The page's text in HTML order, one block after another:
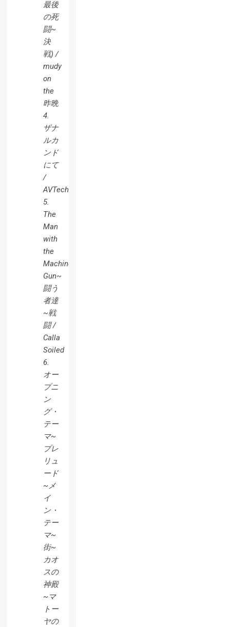
最後
の死
闘~
決
戦) /
mudy
on
the
昨晩
4.
ザナ
ルカ
ンド
にて
/
AVTechNO!
5.
The
Man
with
the
Machine
Gun~
闘う
者達
~戦
闘 /
Calla
Soiled
6.
オー
プニ
ン
グ・
テー
マ~
プレ
リュ
ード
~メ
イ
ン・
テー
マ~
街~
カオ
スの
神殿
~マ
トー
ヤの